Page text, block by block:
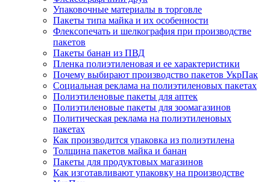
Упаковочные материалы в торговле
Пакеты типа майка и их особенности
Флексопечать и шелкография при производстве
пакетов
Пакеты банан из ПВД
Пленка полиэтиленовая и ее характеристики
Почему выбирают производство пакетов УкрПак
Социальная реклама на полиэтиленовых пакетах
Полиэтиленовые пакеты для аптек
Полиэтиленовые пакеты для зоомагазинов
Политическая реклама на полиэтиленовых
пакетах
Как производится упаковка из полиэтилена
Толщина пакетов майка и банан
Пакеты для продуктовых магазинов
Как изготавливают упаковку на производстве